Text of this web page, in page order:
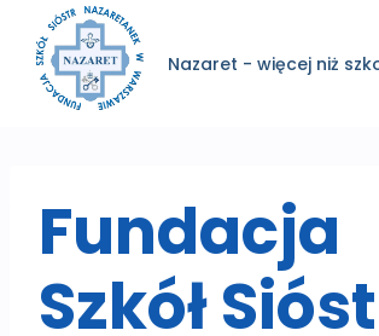
Przejdź
treści
Nazaret - więcej niż
Fundacja
Szkół